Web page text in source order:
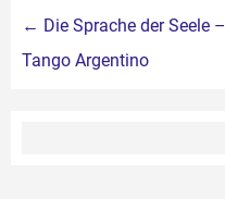
Beitragsnavigation
← Die Sprache der Seele –
Tango Argentino